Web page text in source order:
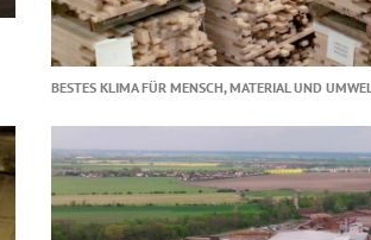
BESTES KLIMA FÜR MENSCH, MATERIAL UND